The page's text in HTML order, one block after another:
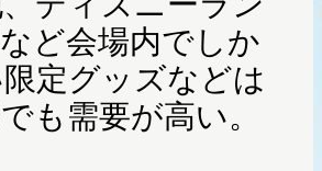
ど会場内でしか
定グッズなどは
も需要が高い。